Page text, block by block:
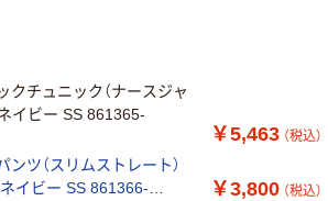
クチュニック（ナースジャ
イビー SS 861365-
￥5,463 （税込）
ンツ（スリムストレート）
イビー SS 861366-
￥3,800 （税込）